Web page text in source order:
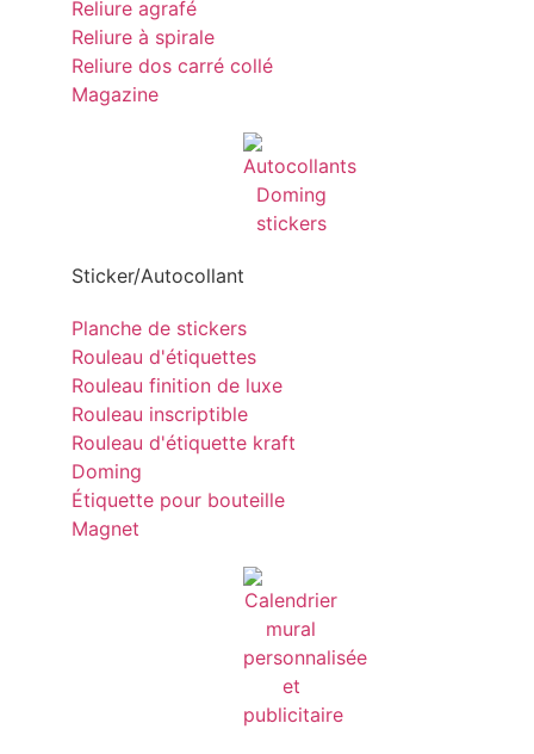
Reliure agrafé
Reliure à spirale
Reliure dos carré collé
Magazine
Sticker/Autocollant
Planche de stickers
Rouleau d'étiquettes
Rouleau finition de luxe
Rouleau inscriptible
Rouleau d'étiquette kraft
Doming
Étiquette pour bouteille
Magnet